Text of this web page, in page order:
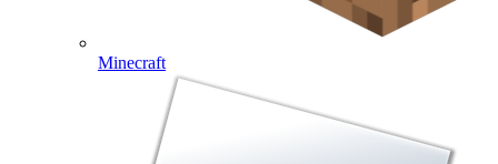
Minecraft